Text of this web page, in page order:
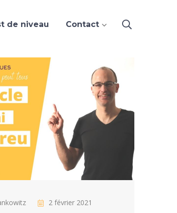
de niveau Contact
2 février 2021